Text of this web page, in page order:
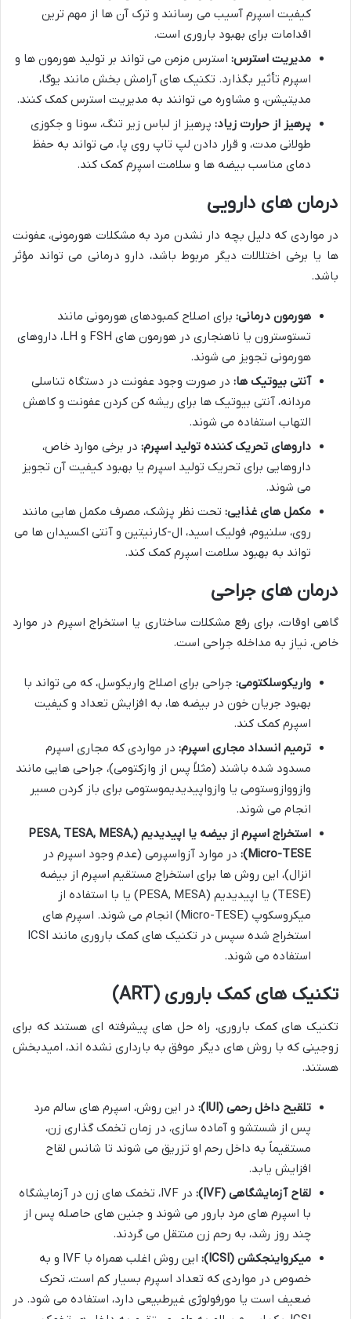
کیفیت اسپرم آسیب می رسانند و ترک آن ها از مهم ترین
اقدامات برای بهبود باروری است.
مدیریت استرس: استرس مزمن می تواند بر تولید هورمون ها و
اسپرم تأثیر بگذارد. تکنیک های آرامش بخش مانند یوگا،
مدیتیشن، و مشاوره می توانند به مدیریت استرس کمک کنند.
پرهیز از حرارت زیاد: پرهیز از لباس زیر تنگ، سونا و جکوزی
طولانی مدت، و قرار دادن لپ تاپ روی پا، می تواند به حفظ
دمای مناسب بیضه ها و سلامت اسپرم کمک کند.
درمان های دارویی
در مواردی که دلیل بچه دار نشدن مرد به مشکلات هورمونی، عفونت
ها یا برخی اختلالات دیگر مربوط باشد، دارو درمانی می تواند مؤثر
باشد.
هورمون درمانی: برای اصلاح کمبودهای هورمونی مانند
تستوسترون یا ناهنجاری در هورمون های FSH و LH، داروهای
هورمونی تجویز می شوند.
آنتی بیوتیک ها: در صورت وجود عفونت در دستگاه تناسلی
مردانه، آنتی بیوتیک ها برای ریشه کن کردن عفونت و کاهش
التهاب استفاده می شوند.
داروهای تحریک کننده تولید اسپرم: در برخی موارد خاص،
داروهایی برای تحریک تولید اسپرم یا بهبود کیفیت آن تجویز
می شوند.
مکمل های غذایی: تحت نظر پزشک، مصرف مکمل هایی مانند
روی، سلنیوم، فولیک اسید، ال-کارنیتین و آنتی اکسیدان ها می
تواند به بهبود سلامت اسپرم کمک کند.
درمان های جراحی
گاهی اوقات، برای رفع مشکلات ساختاری یا استخراج اسپرم در موارد
خاص، نیاز به مداخله جراحی است.
واریکوسلکتومی: جراحی برای اصلاح واریکوسل، که می تواند با
بهبود جریان خون در بیضه ها، به افزایش تعداد و کیفیت
اسپرم کمک کند.
ترمیم انسداد مجاری اسپرم: در مواردی که مجاری اسپرم
مسدود شده باشند (مثلاً پس از وازکتومی)، جراحی هایی مانند
وازووازوستومی یا وازواپیدیدیموستومی برای باز کردن مسیر
انجام می شوند.
استخراج اسپرم از بیضه یا اپیدیدیم (PESA, TESA, MESA,
Micro-TESE):
در موارد آزواسپرمی (عدم وجود اسپرم در
انزال)، این روش ها برای استخراج مستقیم اسپرم از بیضه
(TESE) یا اپیدیدیم (PESA, MESA) یا با استفاده از
میکروسکوپ (Micro-TESE) انجام می شوند. اسپرم های
استخراج شده سپس در تکنیک های کمک باروری مانند ICSI
استفاده می شوند.
تکنیک های کمک باروری (ART)
تکنیک های کمک باروری، راه حل های پیشرفته ای هستند که برای
زوجینی که با روش های دیگر موفق به بارداری نشده اند، امیدبخش
هستند.
تلقیح داخل رحمی (IUI):
در این روش، اسپرم های سالم مرد
پس از شستشو و آماده سازی، در زمان تخمک گذاری زن،
مستقیماً به داخل رحم او تزریق می شوند تا شانس لقاح
افزایش یابد.
لقاح آزمایشگاهی (IVF):
در IVF، تخمک های زن در آزمایشگاه
با اسپرم های مرد بارور می شوند و جنین های حاصله پس از
چند روز رشد، به رحم زن منتقل می گردند.
میکرواینجکشن (ICSI):
این روش اغلب همراه با IVF و به
خصوص در مواردی که تعداد اسپرم بسیار کم است، تحرک
ضعیف است یا مورفولوژی غیرطبیعی دارد، استفاده می شود. در